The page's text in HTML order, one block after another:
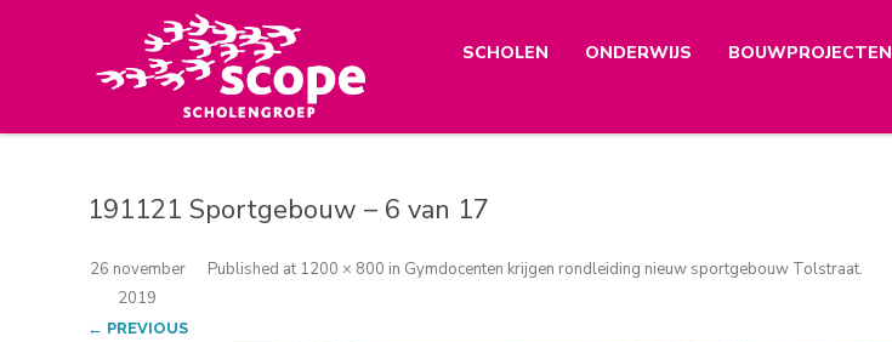
SCHOLEN ONDERWIJS BOUWPROJECTEN
191121 Sportgebouw – 6 van 17
Published
26 november
2019
at 1200 × 800 in Gymdocenten krijgen rondleiding nieuw sportgebouw Tolstraat.
← PREVIOUS